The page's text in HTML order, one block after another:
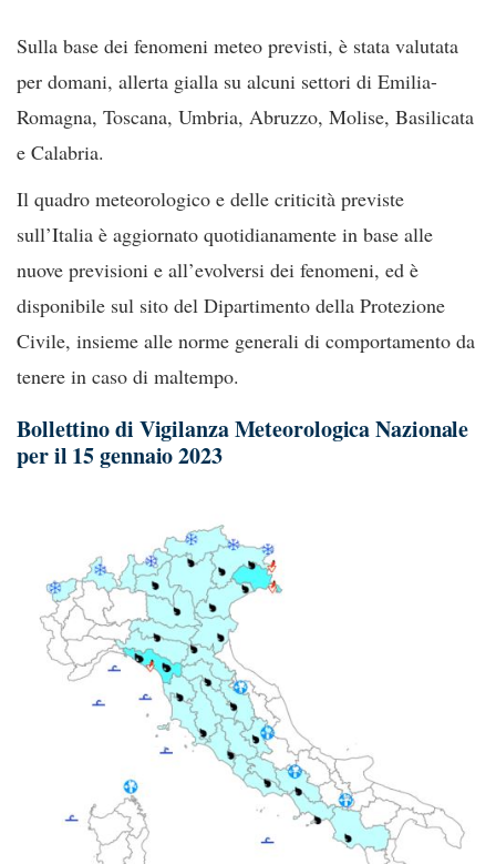
Sulla base dei fenomeni meteo previsti, è stata valutata
per domani, allerta gialla su alcuni settori di Emilia-
Romagna, Toscana, Umbria, Abruzzo, Molise, Basilicata
e Calabria.
Il quadro meteorologico e delle criticità previste
sull’Italia è aggiornato quotidianamente in base alle
nuove previsioni e all’evolversi dei fenomeni, ed è
disponibile sul sito del Dipartimento della Protezione
Civile, insieme alle norme generali di comportamento da
tenere in caso di maltempo.
Bollettino di Vigilanza Meteorologica Nazionale
per il 15 gennaio 2023